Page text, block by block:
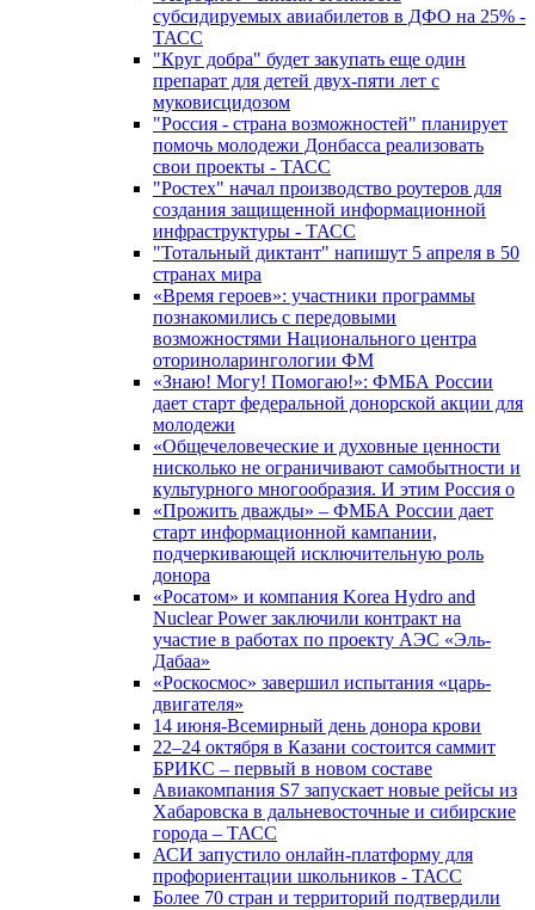
субсидируемых авиабилетов в ДФО на 25% -
ТАСС
"Круг добра" будет закупать еще один
препарат для детей двух-пяти лет с
муковисцидозом
"Россия - страна возможностей" планирует
помочь молодежи Донбасса реализовать
свои проекты - ТАСС
"Ростех" начал производство роутеров для
создания защищенной информационной
инфраструктуры - ТАСС
"Тотальный диктант" напишут 5 апреля в 50
странах мира
«Время героев»: участники программы
познакомились с передовыми
возможностями Национального центра
оториноларингологии ФМ
«Знаю! Могу! Помогаю!»: ФМБА России
дает старт федеральной донорской акции для
молодежи
«Общечеловеческие и духовные ценности
нисколько не ограничивают самобытности и
культурного многообразия. И этим Россия о
«Прожить дважды» – ФМБА России дает
старт информационной кампании,
подчеркивающей исключительную роль
донора
«Росатом» и компания Korea Hydro and
Nuclear Power заключили контракт на
участие в работах по проекту АЭС «Эль-
Дабаа»
«Роскосмос» завершил испытания «царь-
двигателя»
14 июня-Всемирный день донора крови
22–24 октября в Казани состоится саммит
БРИКС – первый в новом составе
Авиакомпания S7 запускает новые рейсы из
Хабаровска в дальневосточные и сибирские
города – ТАСС
АСИ запустило онлайн-платформу для
профориентации школьников - ТАСС
Более 70 стран и территорий подтвердили